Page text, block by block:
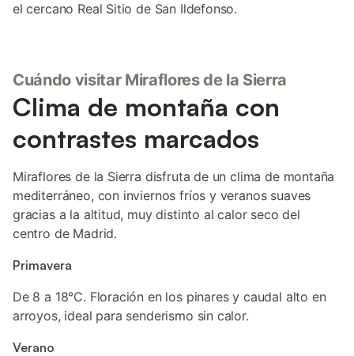
el cercano Real Sitio de San Ildefonso.
Cuándo visitar Miraflores de la Sierra
Clima de montaña con
contrastes marcados
Miraflores de la Sierra disfruta de un clima de montaña
mediterráneo, con inviernos fríos y veranos suaves
gracias a la altitud, muy distinto al calor seco del
centro de Madrid.
Primavera
De 8 a 18°C. Floración en los pinares y caudal alto en
arroyos, ideal para senderismo sin calor.
Verano